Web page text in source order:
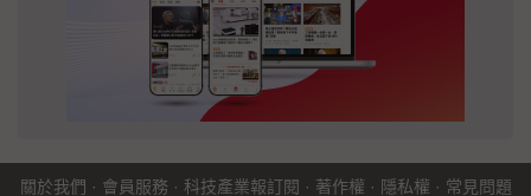
關於我們 · 會員服務 · 科技產業報訂閱 · 著作權 · 隱私權 · 常見問題